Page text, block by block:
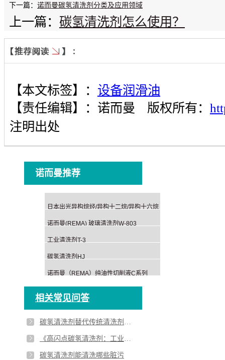
下一篇： 诺而曼碳氢清洗剂分类及应用领域
上一篇： 碳氢清洗剂怎么使用？
【本文标签】： 设备润滑油
【责任编辑】： 诺而曼 版权所有：
注明出处
诺而曼推荐
日本出光异构烷烃/异构十二烷/异构十六烷
诺而曼(REMA) 玻璃清洗剂W-803
工业清洗剂T-3
碳氢清洗剂HJ
诺而曼（REMA）纯油性切削液C系列
相关常见问答
碳氢清洗剂替代传统清洗剂的趋势
《高闪点碳氢清洗剂：工业清洁的专业之选》
碳氢清洗剂能清洗哪些脏污